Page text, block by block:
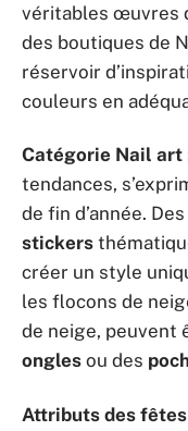
véritables œuvres
des boutiques de
réservoir
couleurs en
Catégorie Nail art
tendances,
de fin d’année. Des
stickers
créer un style
les flocons de
de neige, peuvent
ongles ou des
Attributs des fêtes